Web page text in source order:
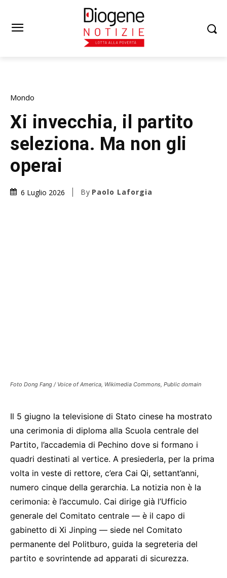
Mondo
Xi invecchia, il partito
seleziona. Ma non gli
operai
6 Luglio 2026 By Paolo Laforgia
Foto Dong Fang / Voice of America, Wikimedia Commons, Public domain
Il 5 giugno la televisione di Stato cinese ha mostrato
una cerimonia di diploma alla Scuola centrale del
Partito, l’accademia di Pechino dove si formano i
quadri destinati al vertice. A presiederla, per la prima
volta in veste di rettore, c’era Cai Qi, settant’anni,
numero cinque della gerarchia. La notizia non è la
cerimonia: è l’accumulo. Cai dirige già l’Ufficio
generale del Comitato centrale — è il capo di
gabinetto di Xi Jinping — siede nel Comitato
permanente del Politburo, guida la segreteria del
partito e sovrintende ad apparati di sicurezza.